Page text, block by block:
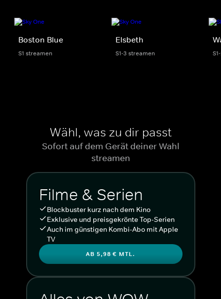
Boston Blue
S1 streamen
Elsbeth
S1-3 streamen
Wähl, was zu dir passt
Sofort auf dem Gerät deiner Wahl
streamen
Filme & Serien
Blockbuster kurz nach dem Kino
Exklusive und preisgekrönte Top-Serien
Auch im günstigen Kombi-Abo mit Apple
TV
AB 5,98 € MTL.